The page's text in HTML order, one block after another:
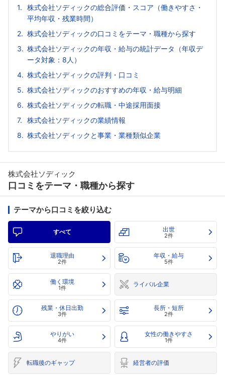
株式会社ソディックの総合評価・スコア（働きやすさ・
平均年収・残業時間）
株式会社ソディックの口コミをテーマ・職種から探す
株式会社ソディックの年収・給与の統計データ（年収デ
ータ対象：8人）
株式会社ソディックの評判・口コミ
株式会社ソディックのおすすめの年収・給与明細
株式会社ソディックの転職・中途採用面接
株式会社ソディックの業績情報
株式会社ソディックと事業・業種類似企業
株式会社ソディック
口コミをテーマ・職種から探す
テーマから口コミを絞り込む
すべて 出世
2件
退職理由
2件
年収・給与
5件
働く環境
1件 ライバル企業
残業・休日出勤
3件
長所・短所
2件
やりがい
4件
女性の働きやすさ
1件
転職後のギャップ 経営者の評価